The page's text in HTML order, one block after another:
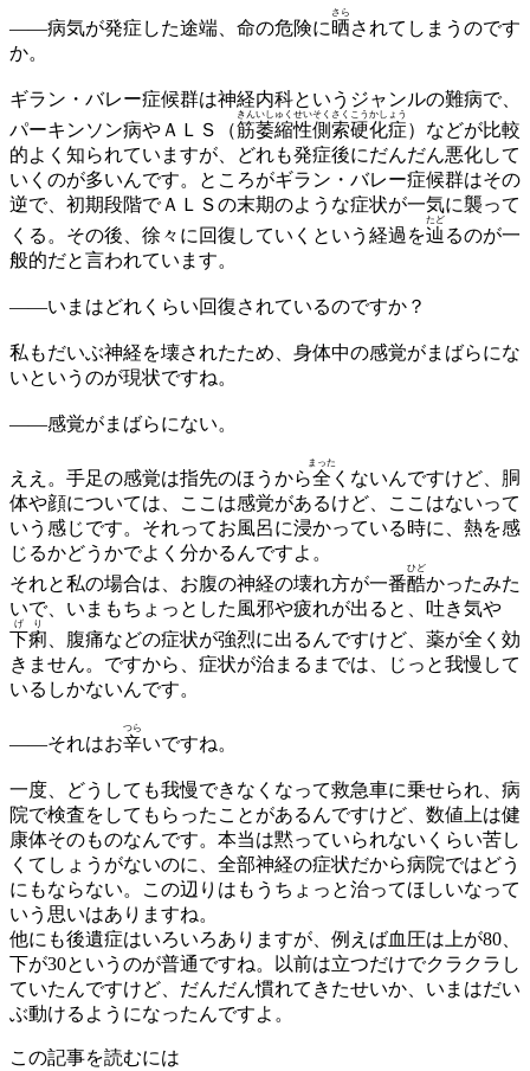
——病気が発症した途端、命の危険に晒
さら
されてしまうのです
か。
ギラン・バレー症候群は神経内科というジャンルの難病で、
パーキンソン病やＡＬＳ（筋萎縮性側索
きんいしゅくせいそくさく
硬化症
こうかしょう
）などが比較
的よく知られていますが、どれも発症後にだんだん悪化して
いくのが多いんです。ところがギラン・バレー症候群はその
逆で、初期段階でＡＬＳの末期のような症状が一気に襲って
くる。その後、徐々に回復していくという経過を辿
たど
るのが一
般的だと言われています。
——いまはどれくらい回復されているのですか？
私もだいぶ神経を壊されたため、身体中の感覚がまばらにな
いというのが現状ですね。
——感覚がまばらにない。
ええ。手足の感覚は指先のほうから全
まった
くないんですけど、胴
体や顔については、ここは感覚があるけど、ここはないって
いう感じです。それってお風呂に浸かっている時に、熱を感
じるかどうかでよく分かるんですよ。
それと私の場合は、お腹の神経の壊れ方が一番酷
ひど
かったみた
いで、いまもちょっとした風邪や疲れが出ると、吐き気や
下痢
げり
、腹痛などの症状が強烈に出るんですけど、薬が全く効
きません。ですから、症状が治まるまでは、じっと我慢して
いるしかないんです。
——それはお辛
つら
いですね。
一度、どうしても我慢できなくなって救急車に乗せられ、病
院で検査をしてもらったことがあるんですけど、数値上は健
康体そのものなんです。本当は黙っていられないくらい苦し
くてしょうがないのに、全部神経の症状だから病院ではどう
にもならない。この辺りはもうちょっと治ってほしいなって
いう思いはありますね。
他にも後遺症はいろいろありますが、例えば血圧は上が80、
下が30というのが普通ですね。以前は立つだけでクラクラし
ていたんですけど、だんだん慣れてきたせいか、いまはだい
ぶ動けるようになったんですよ。
この記事を読むには